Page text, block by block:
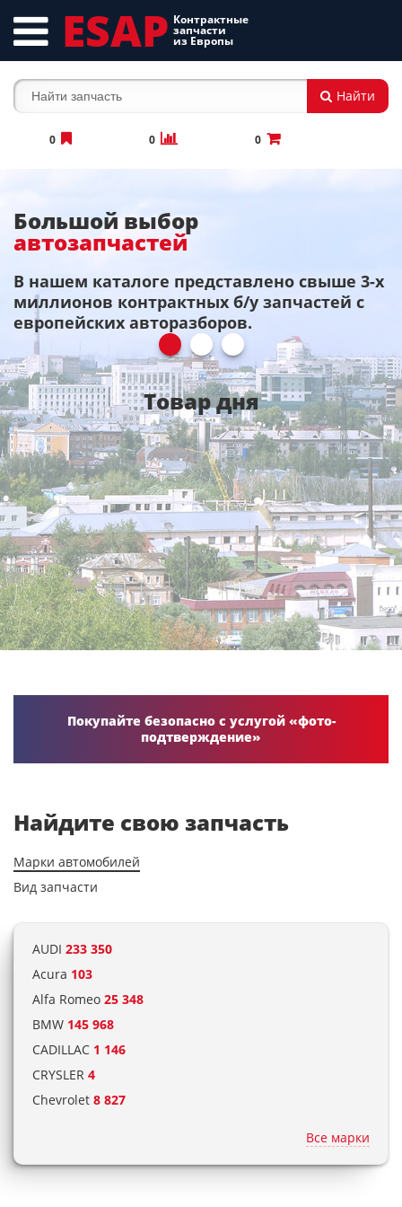
ESAP Контрактные
запчасти
из Европы
Найти
0 0 0
Большой выбор
автозапчастей
В нашем каталоге представлено свыше 3-х
миллионов контрактных б/у запчастей с
европейских авторазборов.
Товар дня
Покупайте безопасно с услугой «фото-
подтверждение»
Найдите свою запчасть
Марки автомобилей
Вид запчасти
AUDI 233 350
Acura 103
Alfa Romeo 25 348
BMW 145 968
CADILLAC 1 146
CRYSLER 4
Chevrolet 8 827
Daihatsu3 437
Все марки